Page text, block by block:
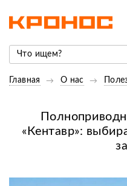
Главная О нас
«Кентавр»: